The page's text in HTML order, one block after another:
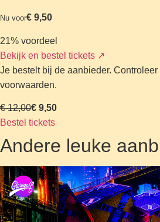
Nu voor€ 9,50
21% voordeel
Bekijk en bestel tickets ↗
Je bestelt bij de aanbieder.
voorwaarden.
€ 12,00€ 9,50
Bestel tickets
Andere leuke